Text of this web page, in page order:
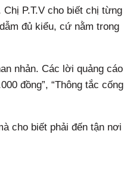
P.T.V cho biết chị từng
đủ kiểu, cứ nằm trong
nhản. Các lời quảng cáo
đồng”, “Thông tắc cống
cho biết phải đến tận nơi